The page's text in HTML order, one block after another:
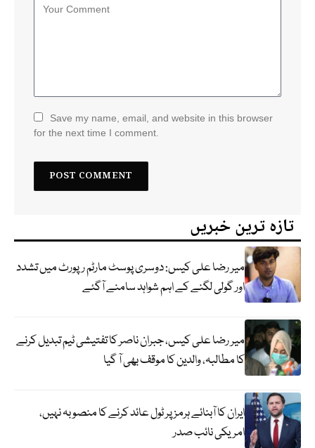
Save my name, email, and website in this browser
for the next time I comment.
تازہ ترین خبریں
میر رضا علی کیس: دوسری پوسٹ مارٹم رپورٹ میں تشدد
اور گولی لگنے کے اہم شواہد سامنے آگئے
میر رضا علی کیس، جبران ناصر کا تفتیشی ٹیم تبدیل کرنے
کا مطالبہ، والدین کا موقف بھی آ گیا
ایران کا آبنائے ہرمز پر ٹول عائد کرنے کا منصوبہ نہیں،
امریکی نائب صدر